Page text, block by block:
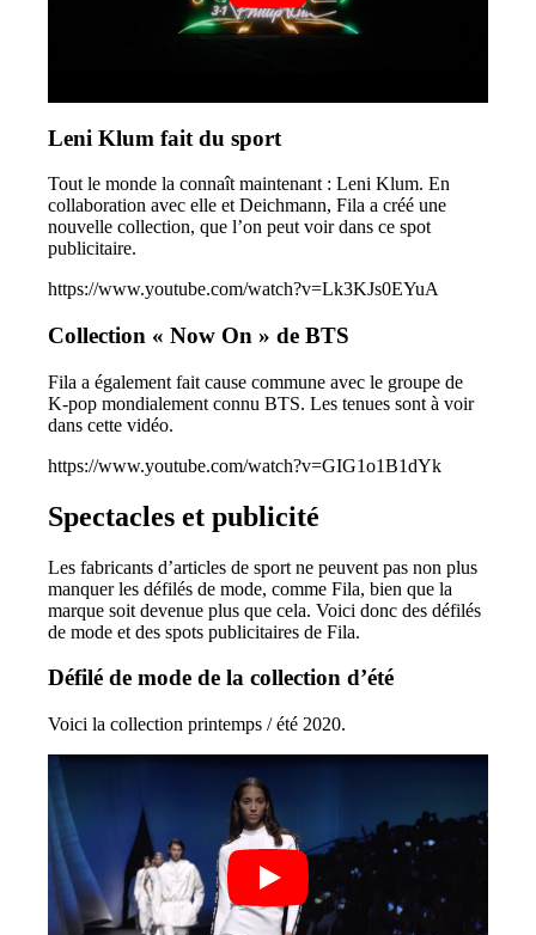
Leni Klum fait du sport
Tout le monde la connaît maintenant : Leni Klum. En
collaboration avec elle et Deichmann, Fila a créé une
nouvelle collection, que l’on peut voir dans ce spot
publicitaire.
https://www.youtube.com/watch?v=Lk3KJs0EYuA
Collection « Now On » de BTS
Fila a également fait cause commune avec le groupe de
K-pop mondialement connu BTS. Les tenues sont à voir
dans cette vidéo.
https://www.youtube.com/watch?v=GIG1o1B1dYk
Spectacles et publicité
Les fabricants d’articles de sport ne peuvent pas non plus
manquer les défilés de mode, comme Fila, bien que la
marque soit devenue plus que cela. Voici donc des défilés
de mode et des spots publicitaires de Fila.
Défilé de mode de la collection d’été
Voici la collection printemps / été 2020.